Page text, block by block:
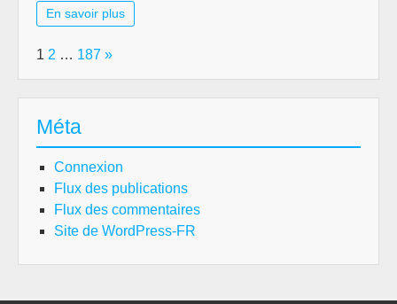
En savoir plus
Page:
1 2 … 187 Next
»
Méta
Connexion
Flux des publications
Flux des commentaires
Site de WordPress-FR